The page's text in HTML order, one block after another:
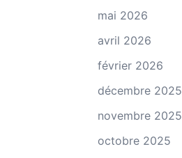
mai 2026
avril 2026
février 2026
décembre 2025
novembre 2025
octobre 2025